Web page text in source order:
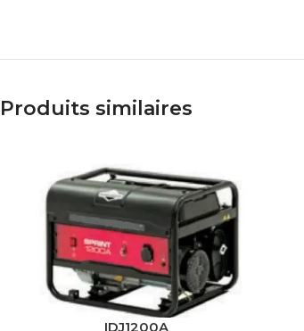
Produits similaires
IDJ1200A